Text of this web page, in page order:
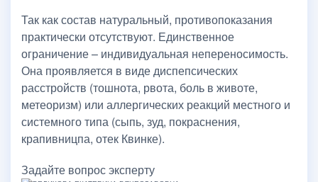
Так как состав натуральный, противопоказания
практически отсутствуют. Единственное
ограничение – индивидуальная непереносимость.
Она проявляется в виде диспепсических
расстройств (тошнота, рвота, боль в животе,
метеоризм) или аллергических реакций местного и
системного типа (сыпь, зуд, покраснения,
крапивницпа, отек Квинке).
Задайте вопрос эксперту